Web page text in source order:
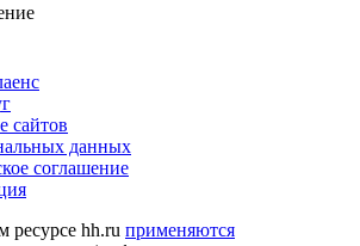
сайтов
данных
соглашение
hh.ru применяются